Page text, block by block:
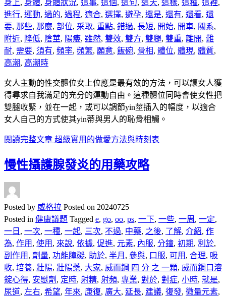
身上, 身體, 身體狀況, 這事, 這個, 這句, 這天, 這樣, 這種, 這裡,
進行, 運動, 過的, 過程, 適合, 選擇, 避孕, 還是, 還有, 還看, 還
要, 那些, 那麼, 部位, 采取, 重點, 錯過, 長短, 開始, 開車, 關系,
附近, 降低, 陰莖, 陽痿, 雖然, 雙效, 雙方, 雙腿, 雙重, 離開, 難
耐, 需要, 須有, 頻率, 頻繁, 願意, 飯碗, 骨相, 體位, 體現, 體質,
高潮, 高潮時
女人主動的性交體位女上位應是最有效的方法，可以讓女人獲
得尋求自我滿足的充分的運動自由。這種體位同時會使女性把
雙腿收緊，並在一起，或可以調節yin莖插入的幅度，以適合
女人自己的方式使其yin蒂與男人的恥骨相觸。
閱讀完整文章 超級實用的做愛方法與時刻表
慢性攝護腺發炎的用藥攻略
Posted by 威格拉 Posted on 20240725
Posted in 健康議題 Tagged e, go, oo, ps, 一下, 一些, 一周 , 一定,
一日 , 一次, 一種, 一起, 三次, 不過, 中藥, 之後, 了解, 介紹, 作
為, 作用 , 使用 , 來說, 依據, 促進, 元素, 內服, 分鐘, 初期, 利於,
副作用 , 劑量, 功能障礙, 助於, 半月 , 參與, 口服, 可用 , 合理, 吸
收, 培養, 壯陽, 壯陽藥, 大家, 威而鋼 四 分 之 一顆, 威而鋼口溶
錠心得, 安慰劑 , 定時, 射精, 射頻, 專業, 對於, 對症, 小時, 就是,
尿道, 左右, 希望, 年來, 康復, 廣大, 延長, 建議, 復發, 微量元素,